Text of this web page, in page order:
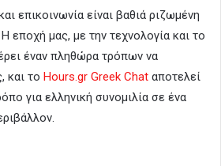
επικοινωνία είναι βαθιά ριζωμένη
εποχή μας, με την τεχνολογία και το
έναν πληθώρα τρόπων να
και το Hours.gr Greek Chat αποτελεί
για ελληνική συνομιλία σε ένα